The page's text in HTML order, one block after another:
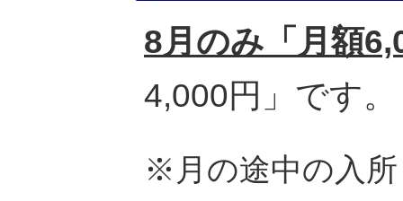
8月のみ「月額
4,000円」です。
※月の途中の入